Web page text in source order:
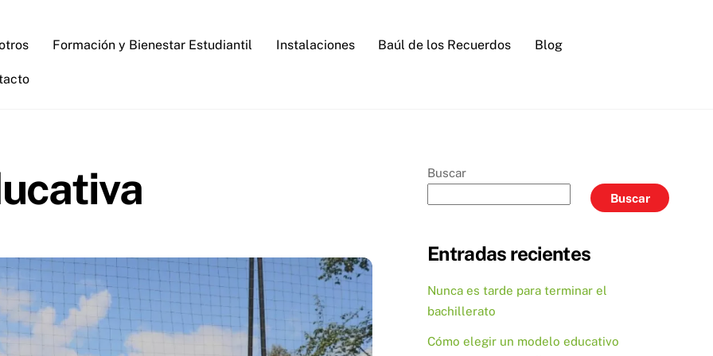
Formación y Bienestar Estudiantil Instalaciones Baúl de los Recuerdos Blog
Buscar
Buscar
Entradas recientes
Nunca es tarde para terminar el
bachillerato
Cómo elegir un modelo educativo